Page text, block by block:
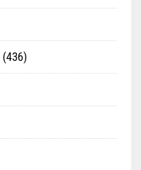
(436)